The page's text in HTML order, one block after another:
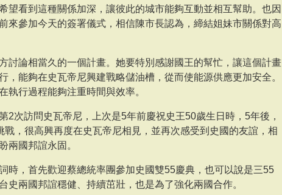
望看到這種關係加深，讓彼此的城市能夠互動並相互幫助。也因
來參加今天的簽署儀式，相信陳市長認為，締結姐妹市關係對高
討論相當久的一個計畫。她要特別感謝國王的幫忙，讓這個計畫
，能夠在史瓦帝尼興建戰略儲油槽，從而使能源供應更加安全。
執行過程能夠注重時間與效率。
2次訪問史瓦帝尼，上次是5年前慶祝史王50歲生日時，5年後，
戰，很高興再度在史瓦帝尼相見，並再次感受到史國的友誼，相
兩國邦誼永固。
時，首先歡迎蔡總統率團參加史國雙55慶典，也可以說是三55
史兩國邦誼穩健、持續茁壯，也是為了強化兩國合作。